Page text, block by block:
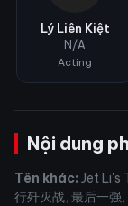
Lý Liên Kiệt
N/A
Acting
Nội dung
Tên khác: Jet Li's
行歼灭战, 最后一